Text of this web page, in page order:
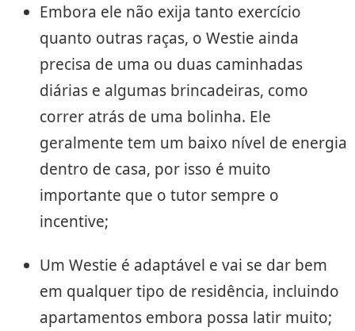
Embora ele não exija tanto exercício
quanto outras raças, o Westie ainda
precisa de uma ou duas caminhadas
diárias e algumas brincadeiras, como
correr atrás de uma bolinha. Ele
geralmente tem um baixo nível de energia
dentro de casa, por isso é muito
importante que o tutor sempre o
incentive;
Um Westie é adaptável e vai se dar bem
em qualquer tipo de residência, incluindo
apartamentos embora possa latir muito;